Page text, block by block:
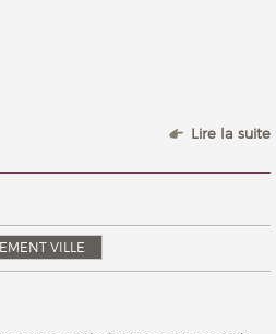
Lire la suite
VILLE